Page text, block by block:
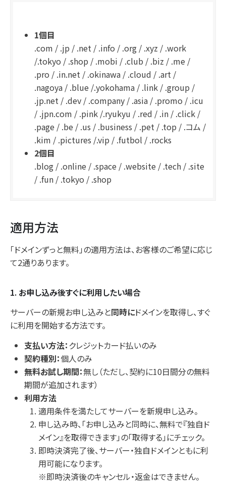
1個目
.com / .jp / .net / .info / .org / .xyz / .work
/.tokyo / .shop / .mobi / .club / .biz / .me /
.pro / .in.net / .okinawa / .cloud / .art /
.nagoya / .blue /.yokohama / .link / .group /
.jp.net / .dev / .company / .asia / .promo / .icu
/ .jpn.com / .pink /.ryukyu / .red / .in / .click /
.page / .be / .us / .business / .pet / .top / .コム /
.kim / .pictures /.vip / .futbol / .rocks
2個目
.blog / .online / .space / .website / .tech / .site
/ .fun / .tokyo / .shop
適用方法
「ドメインずっと無料」の適用方法は、お客様のご希望に応じ
て2通りあります。
1. お申し込み後すぐに利用したい場合
サーバーの新規お申し込みと同時にドメインを取得し、すぐ
に利用を開始する方法です。
支払い方法： クレジットカード払いのみ
契約種別：個人のみ
無料お試し期間：無し（ただし、契約に10日間分の無料
期間が追加されます）
利用方法
適用条件を満たしてサーバーを新規申し込み。
申し込み時、「お申し込みと同時に、無料で『独自ド
メイン』を取得できます」の「取得する」にチェック。
即時決済完了後、サーバー・独自ドメインともに利
用可能になります。
※即時決済後のキャンセル・返金はできません。